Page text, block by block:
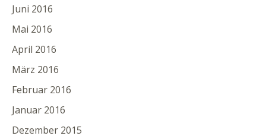
Juni 2016
Mai 2016
April 2016
März 2016
Februar 2016
Januar 2016
Dezember 2015